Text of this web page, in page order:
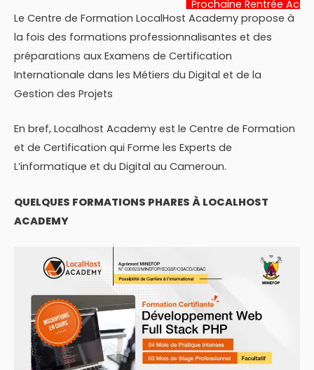
Prochaine Rentrée Académique:
22
Le Centre de Formation LocalHost Academy propose à
la fois des formations professionnalisantes et des
préparations aux Examens de Certification
Internationale dans les Métiers du Digital et de la
Gestion des Projets
En bref, Localhost Academy est le Centre de Formation
et de Certification qui Forme les Experts de
L’informatique et du Digital au Cameroun.
QUELQUES FORMATIONS PHARES À LOCALHOST
ACADEMY